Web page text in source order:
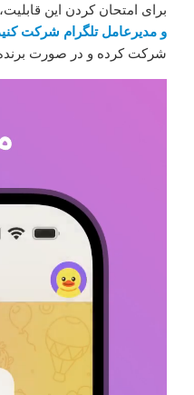
برای امتحان کردن این
و مدیرعامل تلگرام شرکت
شرکت کرده و در صورت برنده